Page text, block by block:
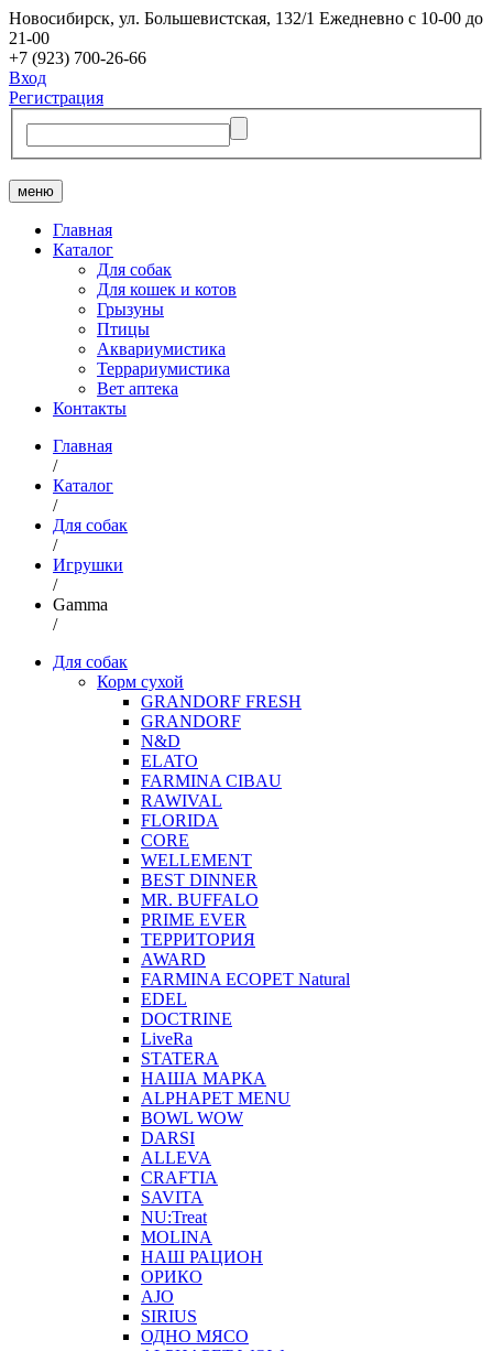
Новосибирск, ​ул. Большевистская, 132/1 Ежедневно с 10-00 до
21-00
+7 (923) 700-26-66
Вход
Регистрация
меню
Главная
Каталог
Для собак
Для кошек и котов
Грызуны
Птицы
Аквариумистика
Террариумистика
Вет аптека
Контакты
Главная
/
Каталог
/
Для собак
/
Игрушки
/
Gamma
/
Для собак
Корм сухой
GRANDORF FRESH
GRANDORF
N&D
ELATO
FARMINA CIBAU
RAWIVAL
FLORIDA
CORE
WELLEMENT
BEST DINNER
MR. BUFFALO
PRIME EVER
ТЕРРИТОРИЯ
AWARD
FARMINA ECOPET Natural
EDEL
DOCTRINE
LiveRa
STATERA
НАША МАРКА
ALPHAPET MENU
BOWL WOW
DARSI
ALLEVA
CRAFTIA
SAVITA
NU:Treat
MOLINA
НАШ РАЦИОН
ОРИКО
AJO
SIRIUS
ОДНО МЯСО